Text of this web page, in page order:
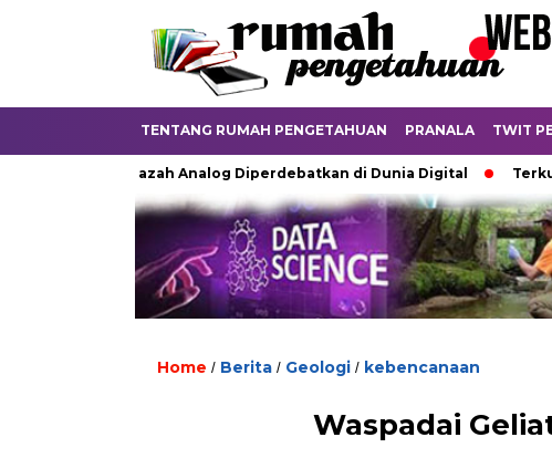
TENTANG RUMAH PENGETAHUAN PRANALA TWIT
Ketika Ijazah Analog Diperdebatkan di Dunia Digital Terkubur
Home / Berita / Geologi / kebencanaan
Waspadai